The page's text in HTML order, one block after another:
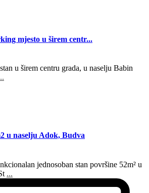
mjesto u širem centr...
u širem centru grada, u naselju Babin
u naselju Adok, Budva
jednosoban stan površine 52m² u
...